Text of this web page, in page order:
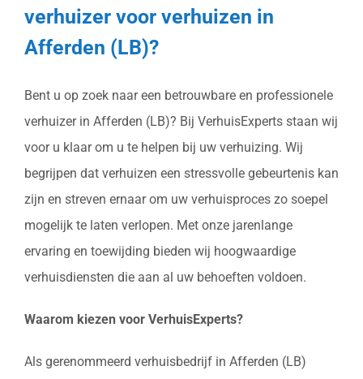
verhuizer voor verhuizen in
Afferden (LB)?
Bent u op zoek naar een betrouwbare en professionele
verhuizer in Afferden (LB)? Bij VerhuisExperts staan wij
voor u klaar om u te helpen bij uw verhuizing. Wij
begrijpen dat verhuizen een stressvolle gebeurtenis kan
zijn en streven ernaar om uw verhuisproces zo soepel
mogelijk te laten verlopen. Met onze jarenlange
ervaring en toewijding bieden wij hoogwaardige
verhuisdiensten die aan al uw behoeften voldoen.
Waarom kiezen voor VerhuisExperts?
Als gerenommeerd verhuisbedrijf in Afferden (LB)